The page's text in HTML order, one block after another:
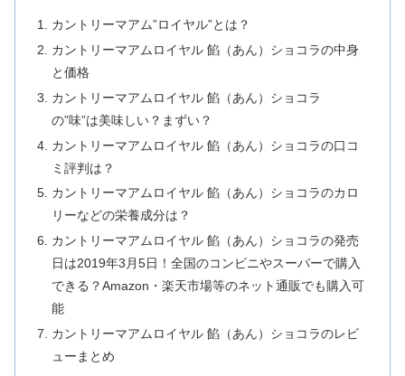
カントリーマアム”ロイヤル”とは？
カントリーマアムロイヤル 餡（あん）ショコラの中身
と価格
カントリーマアムロイヤル 餡（あん）ショコラ
の”味”は美味しい？まずい？
カントリーマアムロイヤル 餡（あん）ショコラの口コ
ミ評判は？
カントリーマアムロイヤル 餡（あん）ショコラのカロ
リーなどの栄養成分は？
カントリーマアムロイヤル 餡（あん）ショコラの発売
日は2019年3月5日！全国のコンビニやスーパーで購入
できる？Amazon・楽天市場等のネット通販でも購入可
能
カントリーマアムロイヤル 餡（あん）ショコラのレビ
ューまとめ